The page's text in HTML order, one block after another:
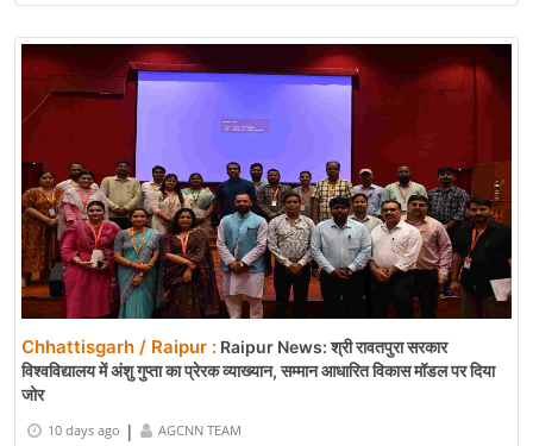
Chhattisgarh / Raipur : Raipur News: श्री रावतपुरा सरकार
विश्वविद्यालय में अंशु गुप्ता का प्रेरक व्याख्यान, सम्मान आधारित विकास मॉडल पर दिया
जोर
10 days ago | AGCNN TEAM